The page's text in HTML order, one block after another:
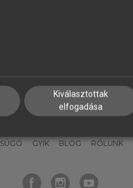
SÚGÓ GYIK BLOG RÓLUNK
Kiválasztottak
elfogadása